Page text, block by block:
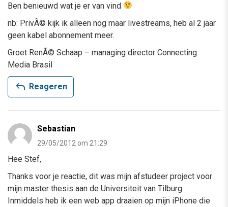
Ben benieuwd wat je er van vind
nb: PrivÃ© kijk ik alleen nog maar livestreams, heb al 2 jaar
geen kabel abonnement meer.
Groet RenÃ© Schaap – managing director Connecting
Media Brasil
reply Reageren
Sebastian
29/05/2012 om 21:29
Hee Stef,
Thanks voor je reactie, dit was mijn afstudeer project voor
mijn master thesis aan de Universiteit van Tilburg.
Inmiddels heb ik een web app draaien op mijn iPhone die